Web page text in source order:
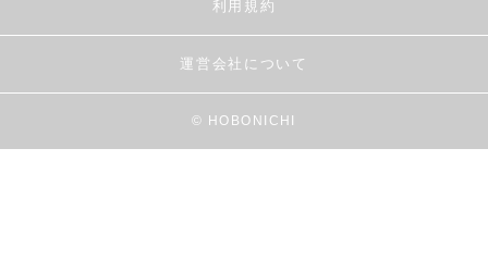
利用規約
運営会社について
© HOBONICHI